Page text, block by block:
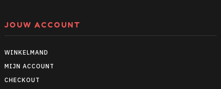
JOUW ACCOUNT
WINKELMAND
MIJN ACCOUNT
CHECKOUT